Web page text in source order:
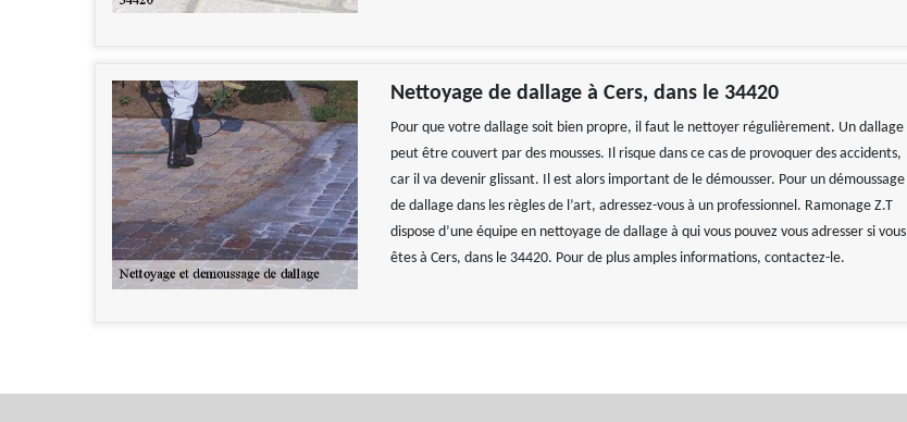
Nettoyage de dallage à Cers, dans le 34420
Pour que votre dallage soit bien propre, il faut le nettoyer régulièrement. Un dallage
peut être couvert par des mousses. Il risque dans ce cas de provoquer des accidents,
car il va devenir glissant. Il est alors important de le démousser. Pour un démoussage
de dallage dans les règles de l’art, adressez-vous à un professionnel. Ramonage Z.T
dispose d’une équipe en nettoyage de dallage à qui vous pouvez vous adresser si vous
êtes à Cers, dans le 34420. Pour de plus amples informations, contactez-le.